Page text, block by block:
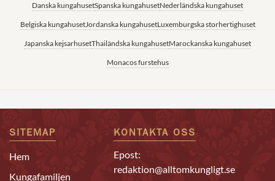
Danska kungahusetSpanska kungahusetNederländska kungahuset
Belgiska kungahusetJordanska kungahusetLuxemburgska storhertighuset
Japanska kejsarhusetThailändska kungahusetMarockanska kungahuset
Monacos furstehus
SITEMAP
Hem
Kungafamiljen
KONTAKTA OSS
Epost:
redaktion@alltomkungligt.se